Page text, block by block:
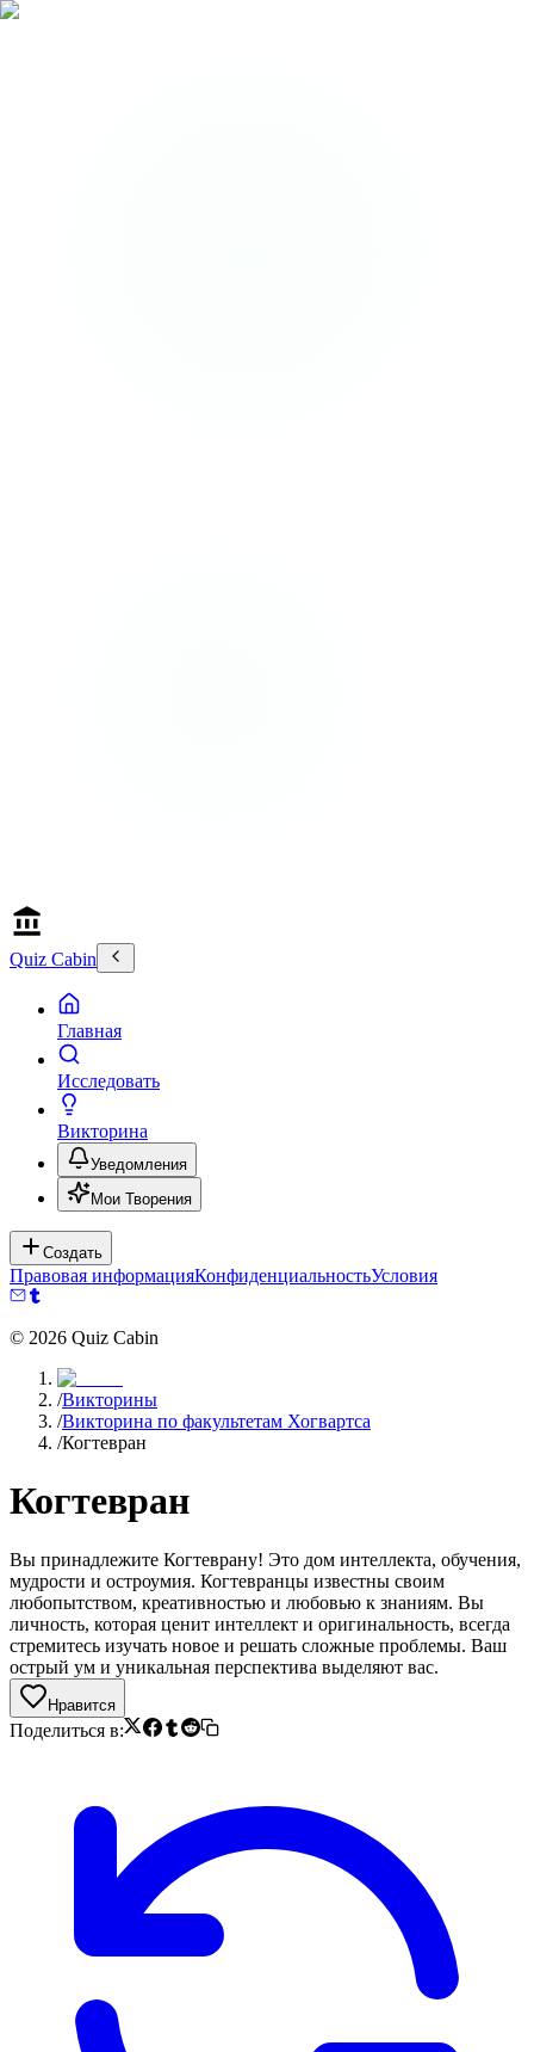
Quiz Cabin
Главная
Исследовать
Викторина
Уведомления
Мои Творения
Создать
Правовая информацияКонфиденциальностьУсловия
© 2026 Quiz Cabin
/Викторины
/Викторина по факультетам Хогвартса
/Когтевран
Когтевран
Вы принадлежите Когтеврану! Это дом интеллекта, обучения,
мудрости и остроумия. Когтевранцы известны своим
любопытством, креативностью и любовью к знаниям. Вы
личность, которая ценит интеллект и оригинальность, всегда
стремитесь изучать новое и решать сложные проблемы. Ваш
острый ум и уникальная перспектива выделяют вас.
Нравится
Поделиться в: